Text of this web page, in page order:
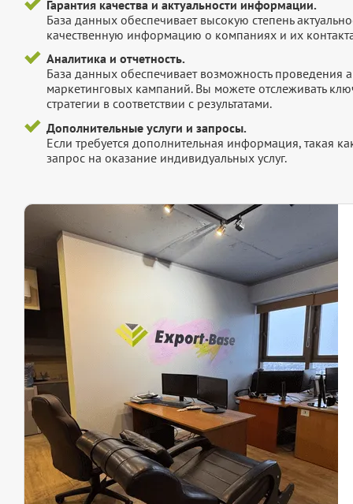
Гарантия качества и актуальности информации.
База данных обеспечивает высокую степень
качественную информацию о компаниях и их
Аналитика и отчетность.
База данных обеспечивает возможность проведения
маркетинговых кампаний. Вы можете отслеживать
стратегии в соответствии с результатами.
Дополнительные услуги и запросы.
Если требуется дополнительная информация, такая
запрос на оказание индивидуальных услуг.